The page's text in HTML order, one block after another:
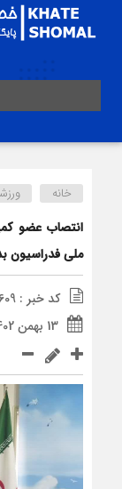
خانه
انتصاب عضو
ملی فدراسیون
کد خبر : 14609
13 بهمن 1402 - 20:53